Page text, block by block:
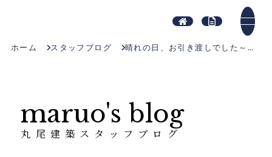
ホーム スタッフブログ 晴れの日、お引き渡しでした～太子町立岡 Y様邸～
maruo's blog
丸尾建築スタッフブログ